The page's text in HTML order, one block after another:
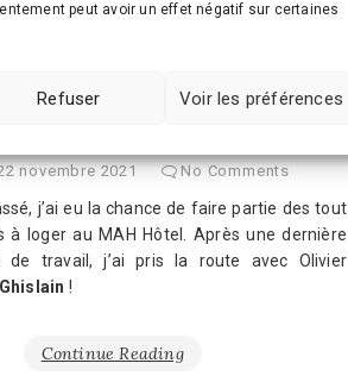
peut avoir un effet négatif sur certaines
Refuser Voir les préférences
COLLABORATION MONS
: les portes du
sont ouvertes
novembre 2021 No Comments
j’ai eu la chance de faire partie des tout
à loger au MAH Hôtel. Après une dernière
de travail, j’ai pris la route avec Olivier
!
Continue Reading